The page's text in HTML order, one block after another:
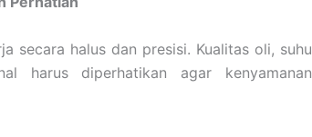
secara halus dan presisi. Kualitas oli, suhu
harus diperhatikan agar kenyamanan